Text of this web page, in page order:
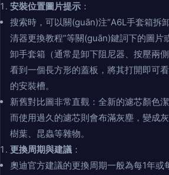
安裝位置圖片提示 ：
搜索時，可以關(guān)注“A6L手套箱拆
清器更換教程”等關(guān)鍵詞下的圖片
卸手套箱（通常是卸下阻尼器、按壓兩
看到一個長方形的蓋板，將其打開即可
的安裝槽。
新舊對比圖非常直觀：全新的濾芯顏色
而使用過久的濾芯則會布滿灰塵，變成
樹葉、昆蟲等雜物。
更換周期與建議 ：
奧迪官方建議的更換周期一般為每1年或